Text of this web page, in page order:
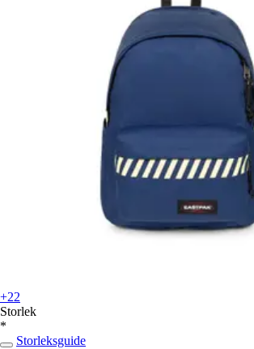
+22
Storlek
*
Storleksguide